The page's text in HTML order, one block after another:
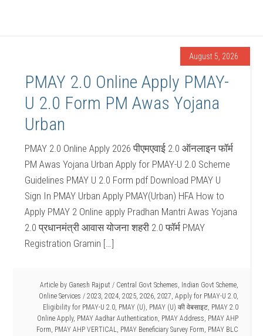
August 5, 2026
PMAY 2.0 Online Apply PMAY-
U 2.0 Form PM Awas Yojana
Urban
PMAY 2.0 Online Apply 2026 पीएमएवाई 2.0 ऑनलाइन फॉर्म
PM Awas Yojana Urban Apply for PMAY-U 2.0 Scheme
Guidelines PMAY U 2.0 Form pdf Download PMAY U
Sign In PMAY Urban Apply PMAY(Urban) HFA How to
Apply PMAY 2 Online apply Pradhan Mantri Awas Yojana
2.0 प्रधानमंत्री आवास योजना शहरी 2.0 फॉर्म PMAY
Registration Gramin […]
Article by Ganesh Rajput / Central Govt Schemes, Indian Govt Scheme,
Online Services / 2023, 2024, 2025, 2026, 2027, Apply for PMAY-U 2.0,
Eligibility for PMAY-U 2.0, PMAY (U), PMAY (U) की वेबसाइट, PMAY 2.0
Online Apply, PMAY Aadhar Authentication, PMAY Address, PMAY AHP
Form, PMAY AHP VERTICAL, PMAY Beneficiary Survey Form, PMAY BLC